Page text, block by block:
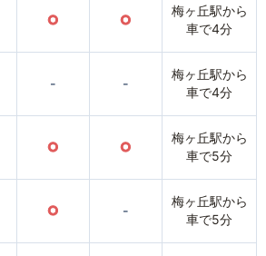
○ ○
梅ヶ丘駅から
車で4分
- -
梅ヶ丘駅から
車で4分
○ ○
梅ヶ丘駅から
車で5分
○ -
梅ヶ丘駅から
車で5分